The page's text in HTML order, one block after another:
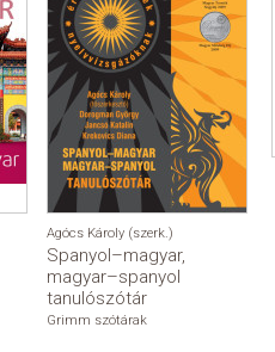
Agócs Károly (szerk.)
Spanyol–magyar,
magyar–spanyol
tanulószótár
Grimm szótárak